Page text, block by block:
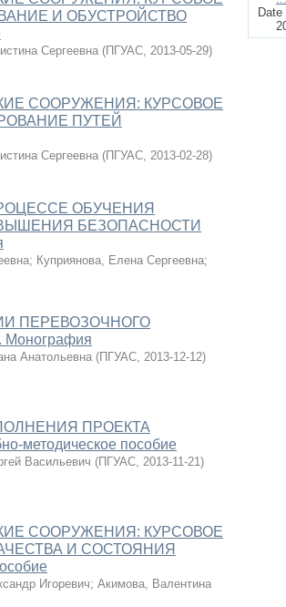
И ОБУСТРОЙСТВО
Сергеевна (ПГУАС, 2013-05-29)
СООРУЖЕНИЯ: КУРСОВОЕ
ПУТЕЙ
Сергеевна (ПГУАС, 2013-02-28)
ОБУЧЕНИЯ
БЕЗОПАСНОСТИ
; Куприянова, Елена Сергеевна;
ПЕРЕВОЗОЧНОГО
Анатольевна (ПГУАС, 2013-12-12)
ПРОЕКТА
пособие
Васильевич (ПГУАС, 2013-11-21)
СООРУЖЕНИЯ: КУРСОВОЕ
И СОСТОЯНИЯ
Игоревич; Акимова, Валентина